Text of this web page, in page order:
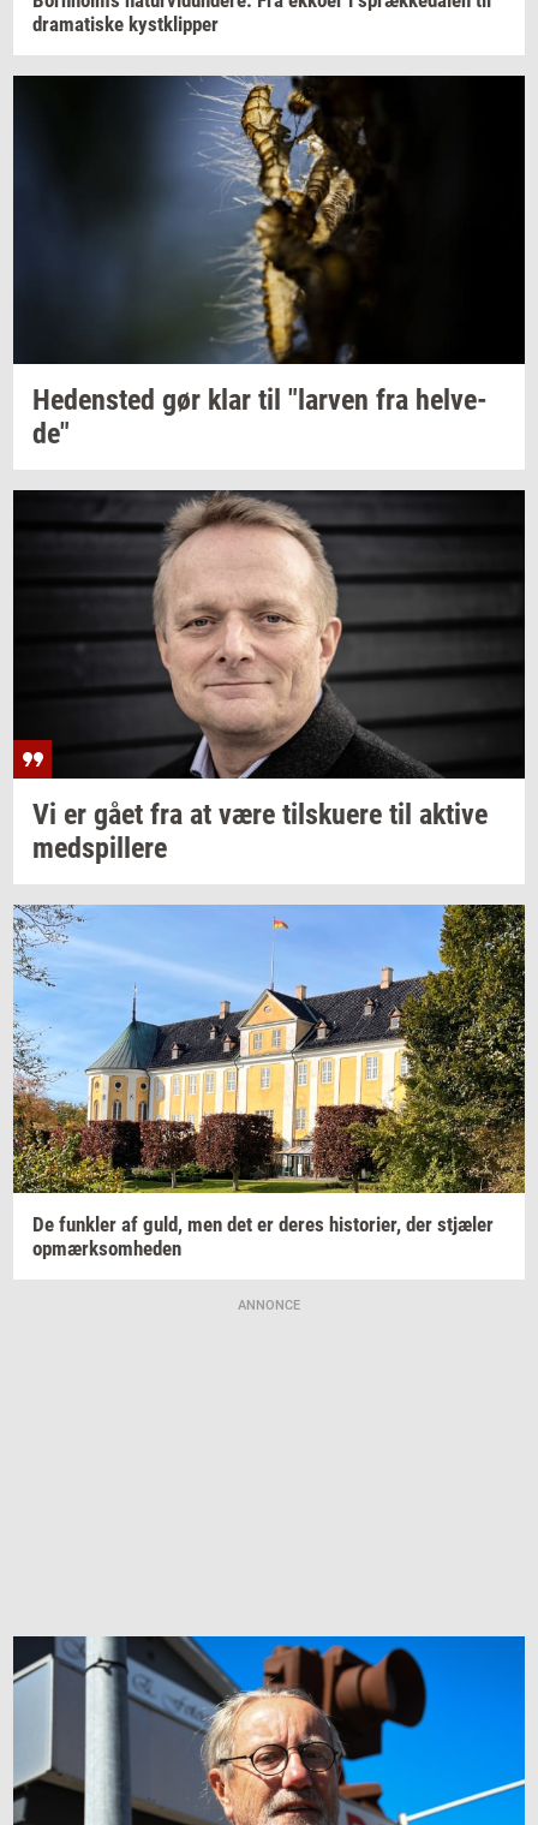
dra­ma­ti­ske kyst­klip­per
He­den­sted gør klar til "lar­ven fra hel­ve­
de"
Vi er gået fra at være til­sku­e­re til ak­ti­ve
med­spil­le­re
De funk­ler af guld, men det er deres hi­sto­ri­er, der stjæ­ler
op­mærk­som­he­den
ANNONCE